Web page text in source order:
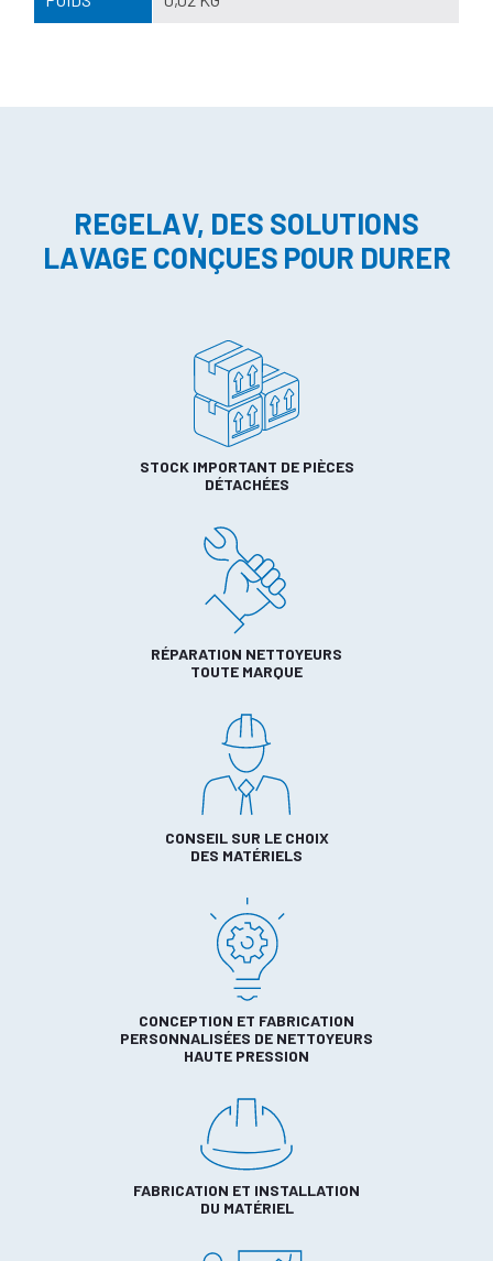
REGELAV, DES SOLUTIONS
LAVAGE CONÇUES POUR DURER
STOCK IMPORTANT DE PIÈCES
DÉTACHÉES
RÉPARATION NETTOYEURS
TOUTE MARQUE
CONSEIL SUR LE CHOIX
DES MATÉRIELS
CONCEPTION ET FABRICATION
PERSONNALISÉES DE NETTOYEURS
HAUTE PRESSION
FABRICATION ET INSTALLATION
DU MATÉRIEL